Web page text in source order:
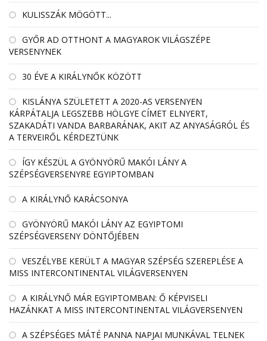
KULISSZÁK MÖGÖTT...
GYŐR AD OTTHONT A MAGYAROK VILÁGSZÉPE
VERSENYNEK
30 ÉVE A KIRÁLYNŐK KÖZÖTT
KISLÁNYA SZÜLETETT A 2020-AS VERSENYEN
KÁRPÁTALJA LEGSZEBB HÖLGYE CÍMET ELNYERT,
SZAKADÁTI VANDA BARBARÁNAK, AKIT AZ ANYASÁGRÓL ÉS
A TERVEIRŐL KÉRDEZTÜNK
ÍGY KÉSZÜL A GYÖNYÖRŰ MAKÓI LÁNY A
SZÉPSÉGVERSENYRE EGYIPTOMBAN
A KIRÁLYNŐ KARÁCSONYA
GYÖNYÖRŰ MAKÓI LÁNY AZ EGYIPTOMI
SZÉPSÉGVERSENY DÖNTŐJÉBEN
VESZÉLYBE KERÜLT A MAGYAR SZÉPSÉG SZEREPLÉSE A
MISS INTERCONTINENTAL VILÁGVERSENYEN
A KIRÁLYNŐ MÁR EGYIPTOMBAN: Ő KÉPVISELI
HAZÁNKAT A MISS INTERCONTINENTAL VILÁGVERSENYEN
A SZÉPSÉGES MÁTÉ PANNA NAPJAI MUNKÁVAL TELNEK